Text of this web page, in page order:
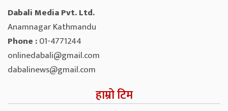
Dabali Media Pvt. Ltd.
Anamnagar Kathmandu
Phone :01-4771244
onlinedabali@gmail.com
dabalinews@gmail.com
हाम्रो टिम